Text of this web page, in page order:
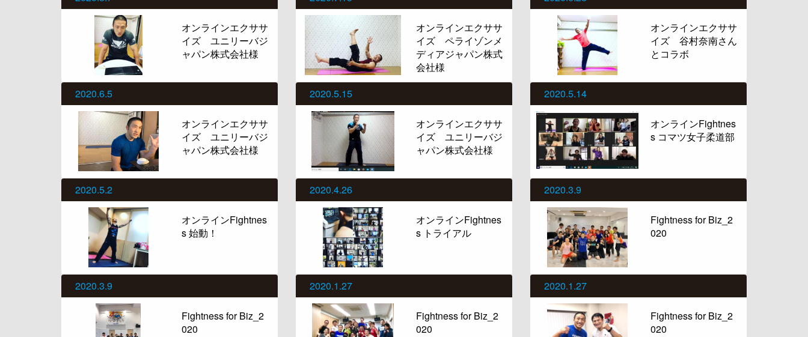
オンラインエクササ
イズ ユニリーバジ
ャパン株式会社様
オンラインエクササ
イズ ペライゾンメ
ディアジャパン株式
会社様
オンラインエクササ
イズ 谷村奈南さん
とコラボ
2020.6.5
オンラインエクササ
イズ ユニリーバジ
ャパン株式会社様
2020.5.15
オンラインエクササ
イズ ユニリーバジ
ャパン株式会社様
2020.5.14
オンラインFightnes
s コマツ女子柔道部
2020.5.2
オンラインFightnes
s 始動！
2020.4.26
オンラインFightnes
s トライアル
2020.3.9
Fightness for Biz_2
020
2020.3.9
Fightness for Biz_2
020
2020.1.27
Fightness for Biz_2
020
2020.1.27
Fightness for Biz_2
020